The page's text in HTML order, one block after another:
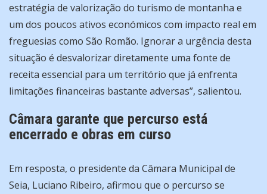
estratégia de valorização do turismo de montanha e
um dos poucos ativos económicos com impacto real em
freguesias como São Romão. Ignorar a urgência desta
situação é desvalorizar diretamente uma fonte de
receita essencial para um território que já enfrenta
limitações financeiras bastante adversas”, salientou.
Câmara garante que percurso está
encerrado e obras em curso
Em resposta, o presidente da Câmara Municipal de
Seia, Luciano Ribeiro, afirmou que o percurso se